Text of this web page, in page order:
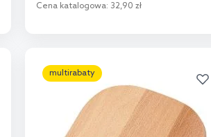
Cena katalogowa: 32,90 zł
Dodaj do porównania
multirabaty